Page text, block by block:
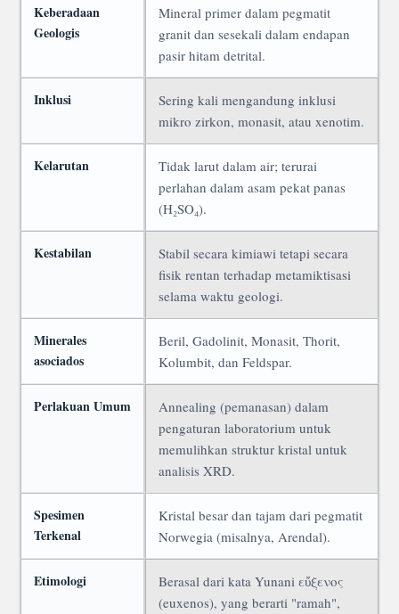
Keberadaan
Geologis
Mineral primer dalam pegmatit
granit dan sesekali dalam endapan
pasir hitam detrital.
Inklusi
Sering kali mengandung inklusi
mikro zirkon, monasit, atau xenotim.
Kelarutan
Tidak larut dalam air; terurai
perlahan dalam asam pekat panas
(H₂SO₄).
Kestabilan
Stabil secara kimiawi tetapi secara
fisik rentan terhadap metamiktisasi
selama waktu geologi.
Minerales
asociados
Beril, Gadolinit, Monasit, Thorit,
Kolumbit, dan Feldspar.
Perlakuan Umum
Annealing (pemanasan) dalam
pengaturan laboratorium untuk
memulihkan struktur kristal untuk
analisis XRD.
Spesimen
Terkenal
Kristal besar dan tajam dari pegmatit
Norwegia (misalnya, Arendal).
Etimologi
Berasal dari kata Yunani εὔξενος
(euxenos), yang berarti "ramah",